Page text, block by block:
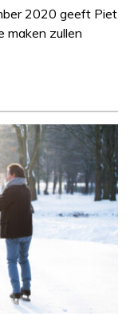
2020 geeft Piet
maken zullen